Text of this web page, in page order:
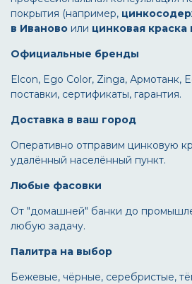
покрытия (например,
в Иваново или цинковая
Официальные бренды
Elcon, Ego Color, Zinga, Армотанк,
поставки, сертификаты, гарантия.
Доставка в ваш город
Оперативно отправим цинковую
удалённый населённый пункт.
Любые фасовки
От "домашней" банки до
любую задачу.
Палитра на выбор
Бежевые, чёрные, серебристые,